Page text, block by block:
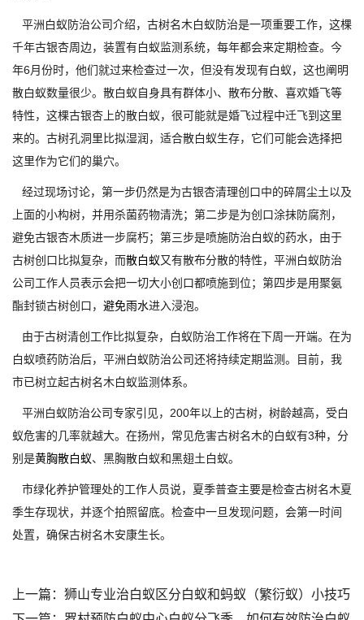
平洲白蚁防治公司介绍，古树名木白蚁防治是一项重要工作，这棵
千年古银杏周边，装置有白蚁监测系统，每年都会来定期检查。今
年6月份时，他们就过来检查过一次，但没有发现有白蚁，这也阐明
散白蚁数量很少。散白蚁自身具有群体小、散布分散、喜欢婚飞等
特性，这棵古银杏上的散白蚁，很可能就是婚飞过程中迁飞到这里
来的。古树孔洞里比拟湿润，适合散白蚁生存，它们可能会选择把
这里作为它们的巢穴。
经过现场讨论，第一步仍然是为古银杏清理创口中的碎屑尘土以及
上面的小构树，并用杀菌药物清洗；第二步是为创口涂抹防腐剂，
避免古银杏木质进一步腐朽；第三步是喷施防治白蚁的药水，由于
古树创口比拟复杂，而散白蚁又有散布分散的特性，平洲白蚁防治
公司工作人员表示会把一切大小创口都喷施到位；第四步是用聚氨
酯封锁古树创口， 避免雨水进入浸泡。
由于古树清创工作比拟复杂，白蚁防治工作将在下周一开端。在为
白蚁喷药防治后，平洲白蚁防治公司还将持续定期监测。目前，我
市已树立起古树名木白蚁监测体系。
平洲白蚁防治公司专家引见，200年以上的古树，树龄越高，受白
蚁危害的几率就越大。在扬州，常见危害古树名木的白蚁有3种，分
别是黄胸散白蚁、黑胸散白蚁和黑翅土白蚁。
市绿化养护管理处的工作人员说，夏季普查主要是检查古树名木夏
季生存现状，并逐个拍照留底。检查中一旦发现问题，会第一时间
处置，确保古树名木安康生长。
上一篇： 狮山专业治白蚁区分白蚁和蚂蚁（繁衍蚁）小技巧